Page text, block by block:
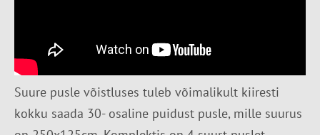
Suure pusle võistluses tuleb võimalikult kiiresti
kokku saada 30- osaline puidust pusle, mille suurus